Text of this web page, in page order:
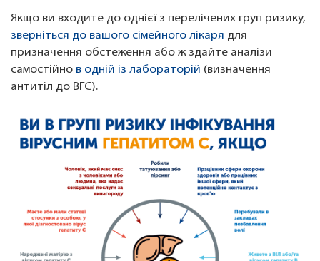
Якщо ви входите до однієї з перелічених груп ризику,
зверніться до вашого сімейного лікаря для
призначення обстеження або ж здайте аналізи
самостійно в одній із лабораторій (визначення
антитіл до ВГC).